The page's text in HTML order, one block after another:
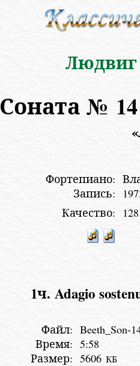
Людвиг
Соната №
Фортепиано:
Запись:
Качество:
1ч. Adagio
Файл: Beeth_Son-
Время: 5:58
Размер: 5606 КБ